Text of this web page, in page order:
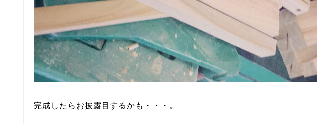
完成したらお披露目するかも・・・。